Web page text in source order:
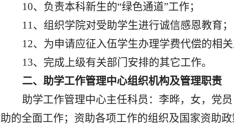
10、负责本科新生的“绿色通道”工作；
11、组织学院对受助学生进行诚信感恩教育；
12、为申请应征入伍学生办理学费代偿的相关
13、完成上级有关部门安排的其它工作。
二、助学工作管理中心组织机构及管理职责
助学工作管理中心主任科员 ：李晔，女，党
助的全面工作；资助各项工作的组织及国家资助